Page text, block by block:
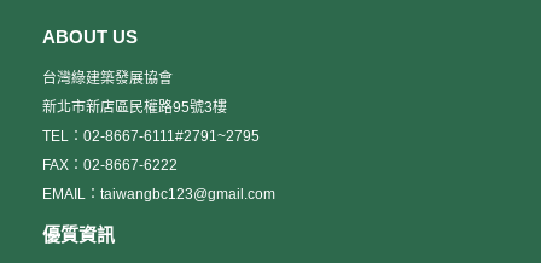
ABOUT US
台灣綠建築發展協會
新北市新店區民權路95號3樓
TEL：02-8667-6111#2791~2795
FAX：02-8667-6222
EMAIL：taiwangbc123@gmail.com
優質資訊